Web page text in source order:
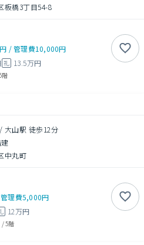
板橋3丁目54-8
/管理費10,000円
礼 13.5万円
階
大山駅 徒歩12分
中丸町
管理費5,000円
12万円
/5階